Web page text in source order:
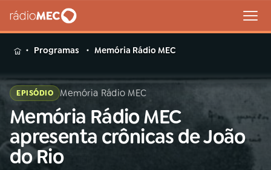
MENU
Buscar
na
Rádio
MEC
Buscar
Programas Memória Rádio MEC
EPISÓDIO Memória Rádio MEC
Memória Rádio MEC
apresenta crônicas de João
do Rio